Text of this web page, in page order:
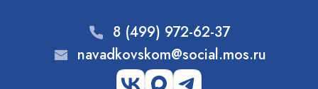
8 (499) 972-62-37
navadkovskom@social.mos.ru